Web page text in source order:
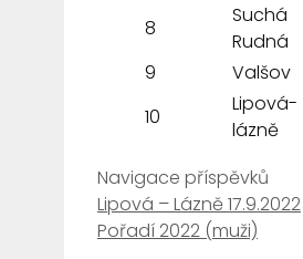
8
Suchá
Rudná
9
Valšov
10
Lipová-
lázně
Navigace příspěvků
Lipová – Lázně 17.9.2022
Pořadí 2022 (muži)